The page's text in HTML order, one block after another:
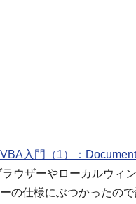
入門（1）：Document
ウザーやローカルウィ
の仕様にぶつかったので